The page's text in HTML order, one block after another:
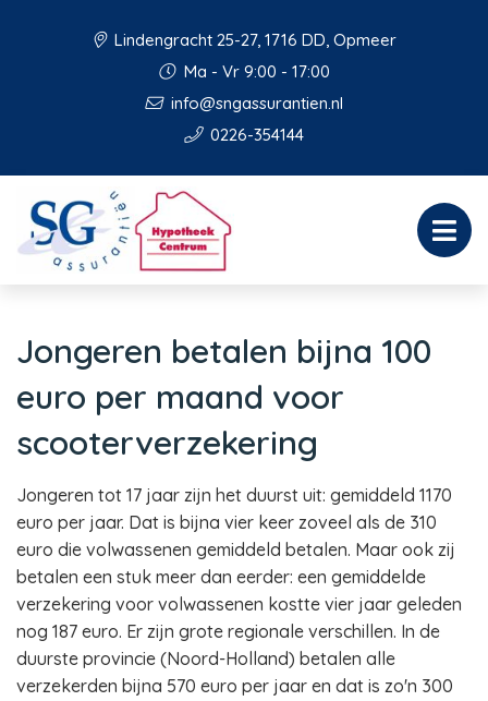
Lindengracht 25-27, 1716 DD, Opmeer
Ma - Vr 9:00 - 17:00
info@sngassurantien.nl
0226-354144
Jongeren betalen bijna 100
euro per maand voor
scooterverzekering
Jongeren tot 17 jaar zijn het duurst uit: gemiddeld 1170
euro per jaar. Dat is bijna vier keer zoveel als de 310
euro die volwassenen gemiddeld betalen. Maar ook zij
betalen een stuk meer dan eerder: een gemiddelde
verzekering voor volwassenen kostte vier jaar geleden
nog 187 euro. Er zijn grote regionale verschillen. In de
duurste provincie (Noord-Holland) betalen alle
verzekerden bijna 570 euro per jaar en dat is zo'n 300